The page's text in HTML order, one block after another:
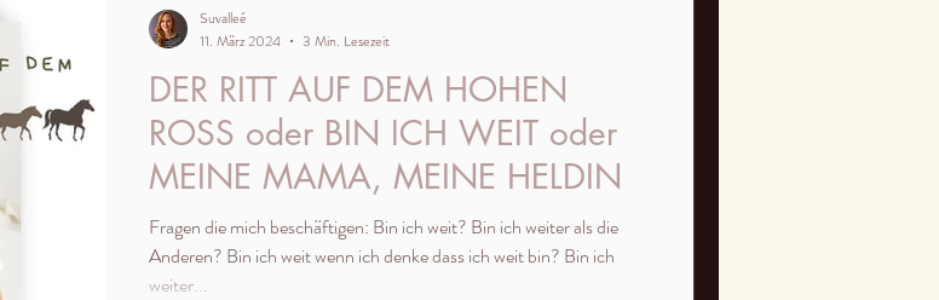
DER RITT AUF DEM HOHEN
ROSS oder BIN ICH WEIT oder
MEINE MAMA, MEINE HELDIN
Fragen die mich beschäftigen: Bin ich weit? Bin ich weiter als die
Anderen? Bin ich weit wenn ich denke dass ich weit bin? Bin ich
weiter...
Suvalleé
11. März 2024
3 Min. Lesezeit